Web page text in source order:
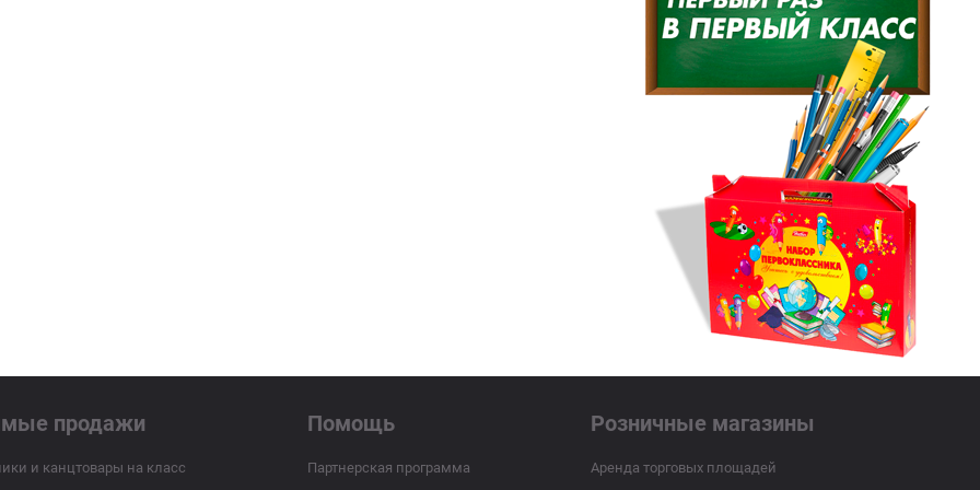
продажи
и канцтовары на класс
Помощь
Партнерская программа
Розничные магазины
Аренда торговых площадей